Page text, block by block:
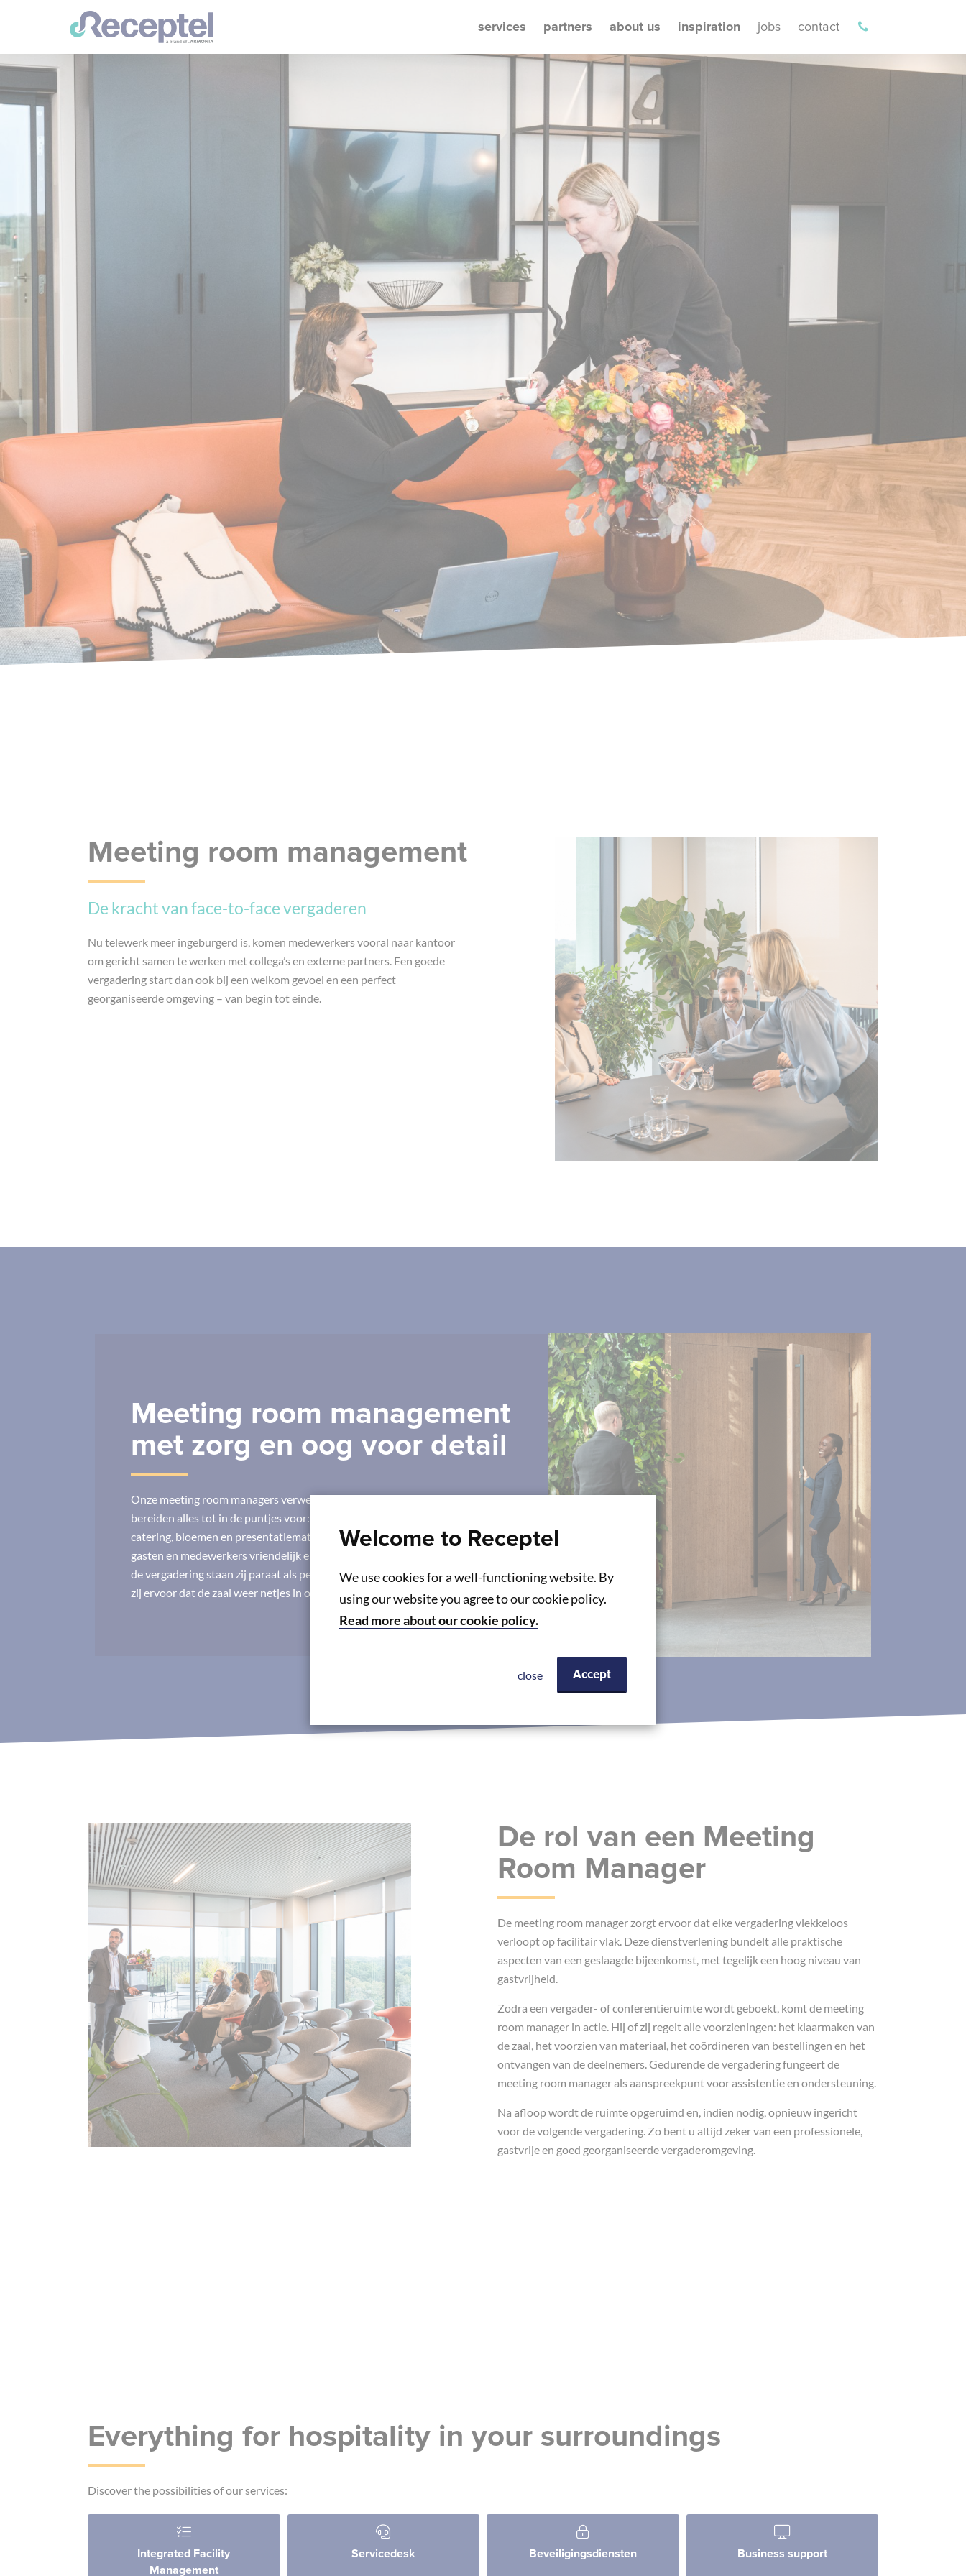
services partners about us inspiration jobs contact
Meeting room management
De kracht van face-to-face vergaderen
Nu telewerk meer ingeburgerd is, komen medewerkers vooral naar kantoor
om gericht samen te werken met collega’s en externe partners. Een goede
vergadering start dan ook bij een welkom gevoel en een perfect
georganiseerde omgeving – van begin tot einde.
Meeting room management
met zorg en oog voor detail
Onze meeting room managers verwerken elke reservatie nauwkeurig en
bereiden alles tot in de puntjes voor: van de opstelling van de zaal tot
catering, bloemen en presentatie­materiaal. Bij aankomst begeleiden zij uw
gasten en medewerkers vriendelijk en efficiënt naar de juiste ruimte. Tijdens
de vergadering staan zij paraat als persoonlijke assistent, en na afloop zorgen
zij ervoor dat de zaal weer netjes in orde is voor het volgende overlegmoment.
De rol van een Meeting
Room Manager
De meeting room manager zorgt ervoor dat elke vergadering vlekkeloos
verloopt op facilitair vlak. Deze dienstverlening bundelt alle praktische
aspecten van een geslaagde bijeenkomst, met tegelijk een hoog niveau van
gastvrijheid.
Zodra een vergader- of conferentieruimte wordt geboekt, komt de meeting
room manager in actie. Hij of zij regelt alle voorzieningen: het klaarmaken van
de zaal, het voorzien van materiaal, het coördineren van bestellingen en het
ontvangen van de deelnemers. Gedurende de vergadering fungeert de
meeting room manager als aanspreekpunt voor assistentie en ondersteuning.
Na afloop wordt de ruimte opgeruimd en, indien nodig, opnieuw ingericht
voor de volgende vergadering. Zo bent u altijd zeker van een professionele,
gastvrije en goed georganiseerde vergaderomgeving.
Everything for hospitality in your surroundings
Discover the possibilities of our services:
Integrated Facility
Management
Servicedesk Beveiligingsdiensten Business support
Welcome to Receptel
We use cookies for a well-functioning website. By
using our website you agree to our cookie policy.
Read more about our cookie policy.
close Accept